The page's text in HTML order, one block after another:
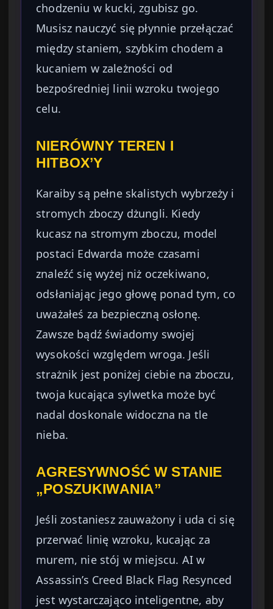
chodzeniu w kucki, zgubisz go.
Musisz nauczyć się płynnie przełączać
między staniem, szybkim chodem a
kucaniem w zależności od
bezpośredniej linii wzroku twojego
celu.
NIERÓWNY TEREN I
HITBOX’Y
Karaiby są pełne skalistych wybrzeży i
stromych zboczy dżungli. Kiedy
kucasz na stromym zboczu, model
postaci Edwarda może czasami
znaleźć się wyżej niż oczekiwano,
odsłaniając jego głowę ponad tym, co
uważałeś za bezpieczną osłonę.
Zawsze bądź świadomy swojej
wysokości względem wroga. Jeśli
strażnik jest poniżej ciebie na zboczu,
twoja kucająca sylwetka może być
nadal doskonale widoczna na tle
nieba.
AGRESYWNOŚĆ W STANIE
„POSZUKIWANIA”
Jeśli zostaniesz zauważony i uda ci się
przerwać linię wzroku, kucając za
murem, nie stój w miejscu. AI w
Assassin’s Creed Black Flag Resynced
jest wystarczająco inteligentne, aby